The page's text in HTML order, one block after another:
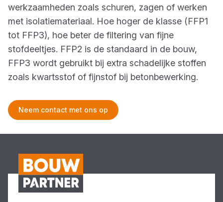
werkzaamheden zoals schuren, zagen of werken
met isolatiemateriaal. Hoe hoger de klasse (FFP1
tot FFP3), hoe beter de filtering van fijne
stofdeeltjes. FFP2 is de standaard in de bouw,
FFP3 wordt gebruikt bij extra schadelijke stoffen
zoals kwartsstof of fijnstof bij betonbewerking.
Neem contact met ons op